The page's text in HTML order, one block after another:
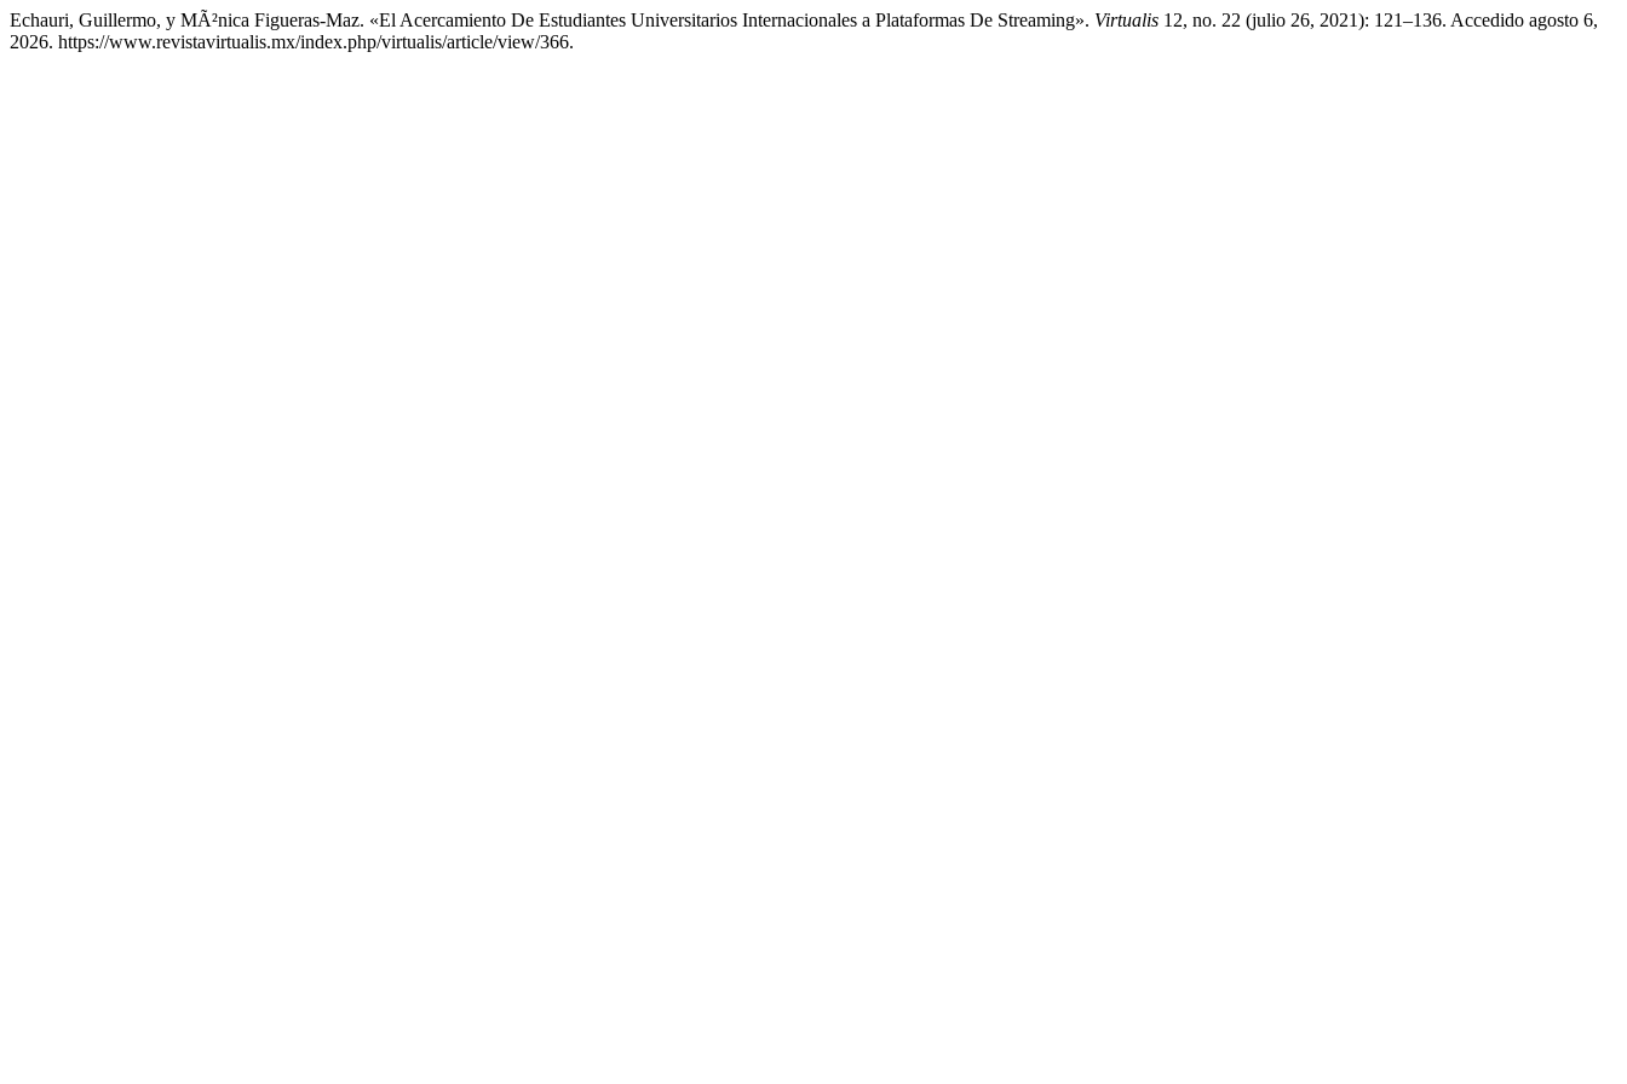
Echauri, Guillermo, y MÃ²nica Figueras-Maz. «El Acercamiento De Estudiantes Universitarios Internacionales a Plataformas De Streaming». Virtualis 12, no. 22 (julio 26, 2021): 121–136. Accedido agosto 6,
2026. https://www.revistavirtualis.mx/index.php/virtualis/article/view/366.